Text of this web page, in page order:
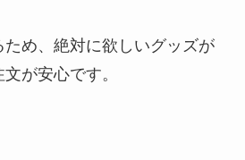
ため、絶対に欲しいグッズが
が安心です。